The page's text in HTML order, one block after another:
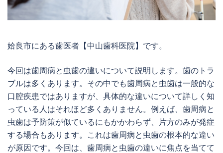
姶良市にある歯医者【中山歯科医院】​​です。
今回は歯周病と虫歯の違いについて説明します。歯のトラ
ブルは多くあります。その中でも歯周病と虫歯は一般的な
口腔疾患ではありますが、具体的な違いについて詳しく知
っている人はそれほど多くありません。例えば、歯周病と
虫歯は予防策が似ているにもかかわらず、片方のみが発症
する場合もあります。これは歯周病と虫歯の根本的な違い
が原因です。今回は、歯周病と虫歯の違いに焦点を当てて